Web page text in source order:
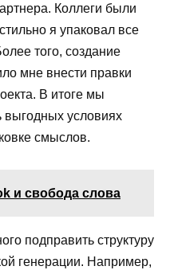
Коллеги были
я упаковал все
того, создание
мне внести правки
В итоге мы
выгодных условиях
смыслов.
и свобода слова
подправить структуру
генерации. Например,